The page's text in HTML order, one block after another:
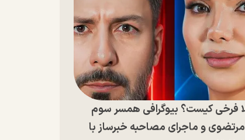
فرخی کیست؟ بیوگرافی همسر سوم
و ماجرای مصاحبه خبرساز با